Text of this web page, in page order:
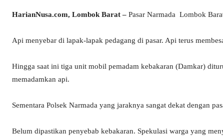
HarianNusa.com, Lombok Barat – Pasar Narmada Lombok
Api menyebar di lapak-lapak pedagang di pasar. Api terus
Hingga saat ini tiga unit mobil pemadam kebakaran (Damkar)
memadamkan api.
Sementara Polsek Narmada yang jaraknya sangat dekat dengan
Belum dipastikan penyebab kebakaran. Spekulasi warga yang